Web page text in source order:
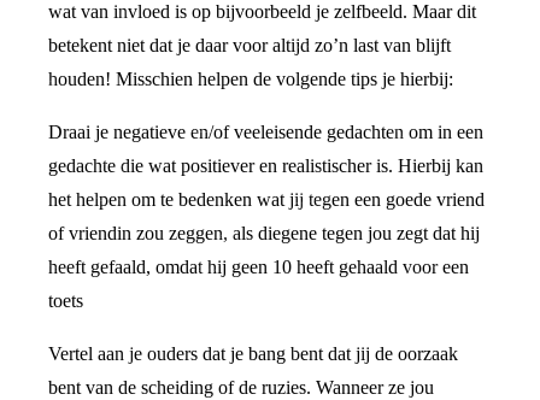
wat van invloed is op bijvoorbeeld je zelfbeeld. Maar dit
betekent niet dat je daar voor altijd zo’n last van blijft
houden! Misschien helpen de volgende tips je hierbij:
Draai je negatieve en/of veeleisende gedachten om in een
gedachte die wat positiever en realistischer is. Hierbij kan
het helpen om te bedenken wat jij tegen een goede vriend
of vriendin zou zeggen, als diegene tegen jou zegt dat hij
heeft gefaald, omdat hij geen 10 heeft gehaald voor een
toets
Vertel aan je ouders dat je bang bent dat jij de oorzaak
bent van de scheiding of de ruzies. Wanneer ze jou